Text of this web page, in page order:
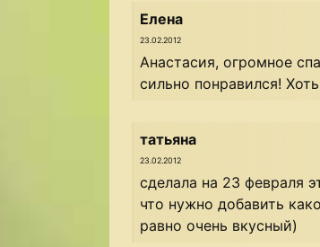
Елена
23.02.2012
Анастасия, огромное
сильно понравился!
татьяна
23.02.2012
сделала на 23 февраля
что нужно добавить
равно очень вкусный)